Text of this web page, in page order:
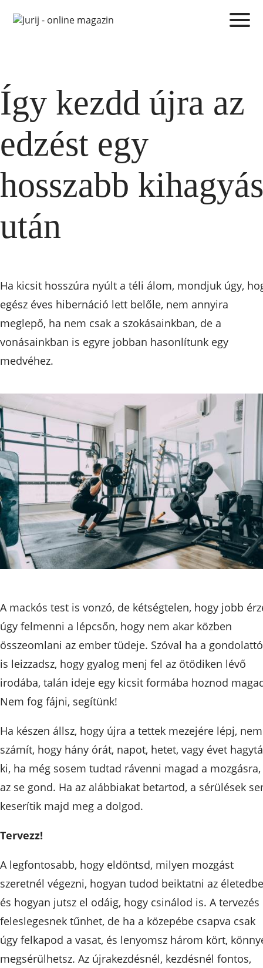
Így kezdd újra az
edzést egy
hosszabb kihagyás
után
Ha kicsit hosszúra nyúlt a téli álom, mondjuk úgy,
egész éves hibernáció lett belőle, nem annyira
meglepő, ha nem csak a szokásainkban, de a
vonásainkban is egyre jobban hasonlítunk egy
medvéhez.
A mackós test is vonzó, de kétségtelen, hogy jobb
úgy felmenni a lépcsőn, hogy nem akar közben
összeomlani az ember tüdeje. Szóval ha a
is leizzadsz, hogy gyalog menj fel az ötödiken lévő
irodába, talán ideje egy kicsit formába hoznod
Nem fog fájni, segítünk!
Ha készen állsz, hogy újra a tettek mezejére lépj, nem
számít, hogy hány órát, napot, hetet, vagy évet
ki, ha még sosem tudtad rávenni magad a mozgásra,
az se gond. Ha az alábbiakat betartod, a sérülések
keserítik majd meg a dolgod.
Tervezz!
A legfontosabb, hogy eldöntsd, milyen mozgást
szeretnél végezni, hogyan tudod beiktatni az
és hogyan jutsz el odáig, hogy csinálod is. A tervezés
feleslegesnek tűnhet, de ha a közepébe csapva csak
úgy felkapod a vasat, és lenyomsz három kört,
megsérülhetsz. Az újrakezdésnél, kezdésnél fontos,